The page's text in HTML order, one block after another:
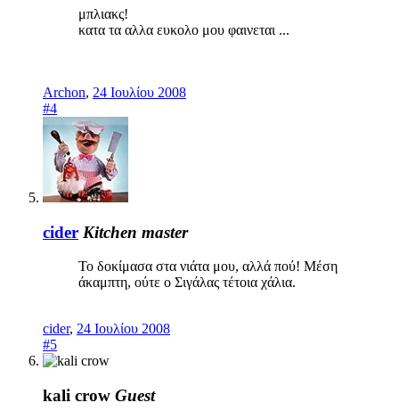
μπλιακς!
κατα τα αλλα ευκολο μου φαινεται ...
Archon, 24 Ιουλίου 2008
#4
cider Kitchen master
Το δοκίμασα στα νιάτα μου, αλλά πού! Μέση
άκαμπτη, ούτε ο Σιγάλας τέτοια χάλια.
cider, 24 Ιουλίου 2008
#5
kali crow Guest